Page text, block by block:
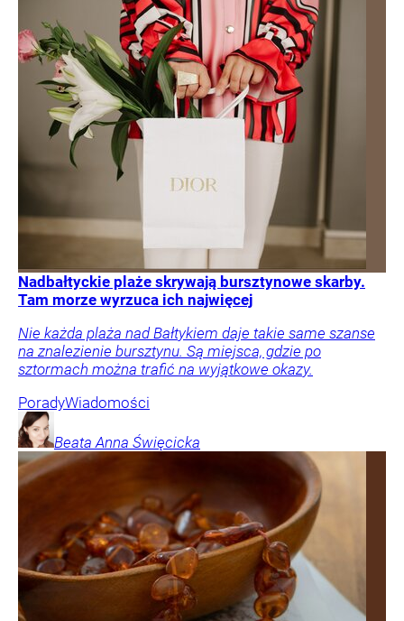
Nadbałtyckie plaże skrywają bursztynowe skarby.
Tam morze wyrzuca ich najwięcej
Nie każda plaża nad Bałtykiem daje takie same szanse
na znalezienie bursztynu. Są miejsca, gdzie po
sztormach można trafić na wyjątkowe okazy.
PoradyWiadomości
Beata Anna Święcicka